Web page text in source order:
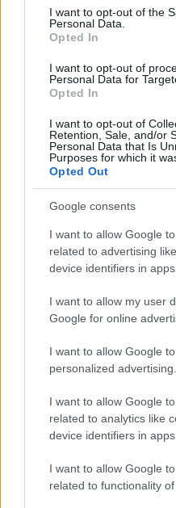
consent section.
I want to opt-out of the
Personal Data.
Opted In
I want to opt-out of
Personal Data for
Opted In
I want to opt-out of
Retention, Sale, and/or
Personal Data that Is
Purposes for which it
Opted Out
Google consents
I want to allow Google
related to advertising
device identifiers in apps.
I want to allow my user
Google for online
I want to allow Google
personalized advertising.
I want to allow Google
related to analytics like
device identifiers in apps.
I want to allow Google
related to functionality
ΤΡΑΓΟΥΔΙΣΤΗΣ
ΝΙΚΟΣ ΒΕΡΤΗΣ
Για να
σου
στο my
Εγγραφή